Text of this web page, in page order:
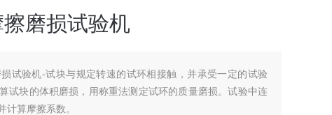
磨损试验机
试验机-试块与规定转速的试环相接触，并承受一定的试验
试块的体积磨损，用称重法测定试环的质量磨损。试验中连
算摩擦系数。